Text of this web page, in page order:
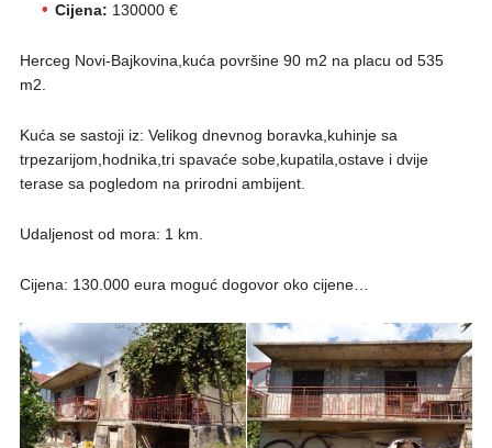
Cijena: 130000 €
Herceg Novi-Bajkovina,kuća površine 90 m2 na placu od 535
m2.
Kuća se sastoji iz: Velikog dnevnog boravka,kuhinje sa
trpezarijom,hodnika,tri spavaće sobe,kupatila,ostave i dvije
terase sa pogledom na prirodni ambijent.
Udaljenost od mora: 1 km.
Cijena: 130.000 eura moguć dogovor oko cijene…